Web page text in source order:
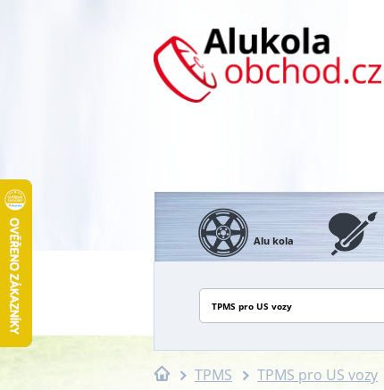
Alu kola
TPMS pro US vozy
TPMS TPMS pro US vozy